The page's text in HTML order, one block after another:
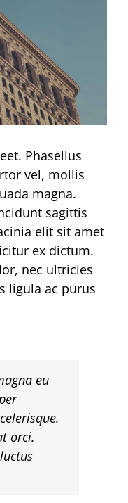
Phasellus
vel, mollis
magna.
sagittis
elit sit amet
ex dictum.
nec ultricies
ligula ac purus
eu
orci.